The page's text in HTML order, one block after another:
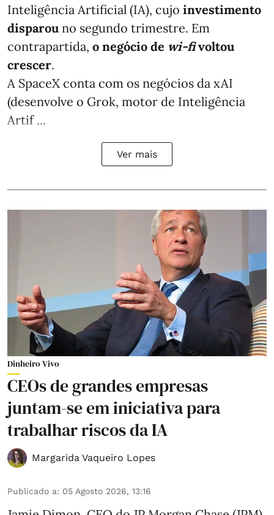
Inteligência Artificial (IA), cujo investimento
disparou no segundo trimestre. Em
contrapartida, o negócio de wi-fivoltou
crescer.
A SpaceX conta com os negócios da xAI
(desenvolve o Grok, motor de Inteligência
Artif ...
Ver mais
Dinheiro Vivo
CEOs de grandes empresas
juntam-se em iniciativa para
trabalhar riscos da IA
Margarida Vaqueiro Lopes
Publicado a: 05 Agosto 2026, 13:16